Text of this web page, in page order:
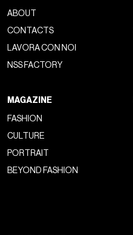
ABOUT
CONTACTS
LAVORA CON NOI
NSS FACTORY
MAGAZINE
FASHION
CULTURE
PORTRAIT
BEYOND FASHION